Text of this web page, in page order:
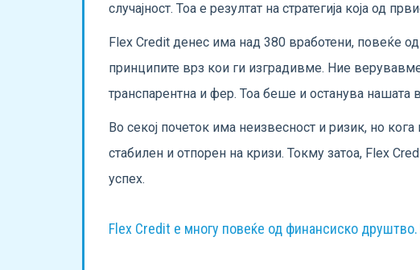
случајност. Тоа е резултат на стратегија која од
Flex Credit денес има над 380 вработени, повеќе
принципите врз кои ги изградивме. Ние
транспарентна и фер. Тоа беше и останува нашата
Во секој почеток има неизвесност и ризик, но
стабилен и отпорен на кризи. Токму затоа, Flex
успех.
Flex Credit е многу повеќе од финансиско